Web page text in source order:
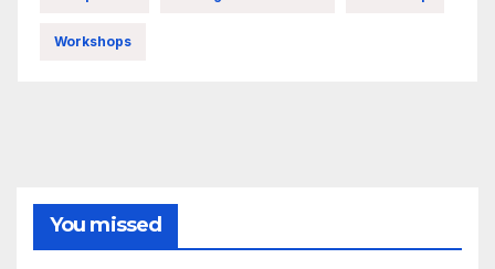
Workshops
You missed